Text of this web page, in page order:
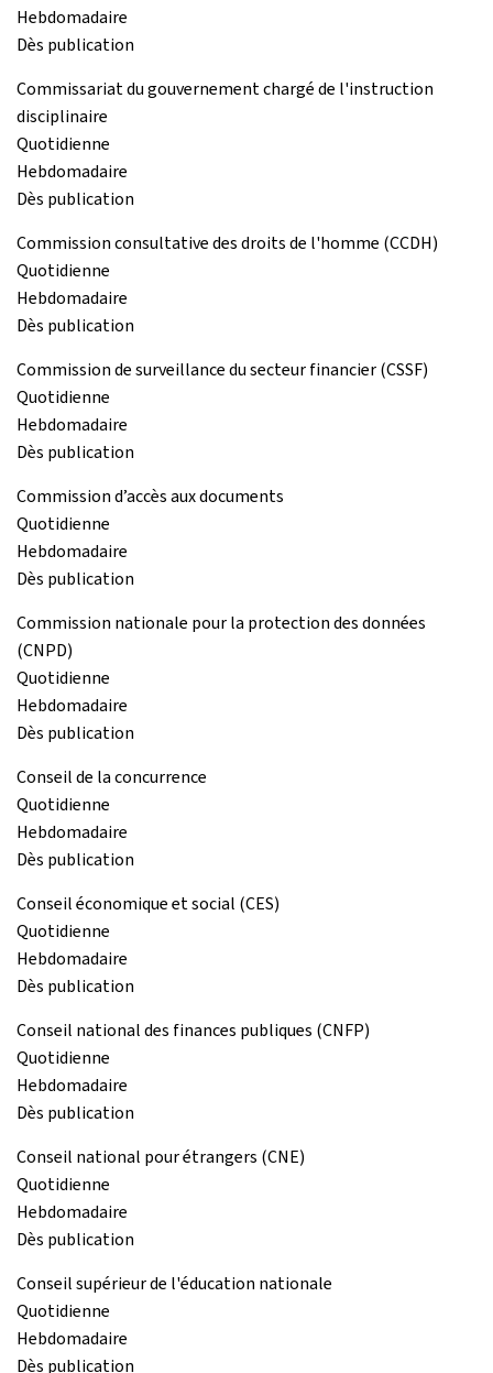
Hebdomadaire
Dès publication
Commissariat du gouvernement chargé de l'instruction
disciplinaire
Quotidienne
Hebdomadaire
Dès publication
Commission consultative des droits de l'homme (CCDH)
Quotidienne
Hebdomadaire
Dès publication
Commission de surveillance du secteur financier (CSSF)
Quotidienne
Hebdomadaire
Dès publication
Commission d’accès aux documents
Quotidienne
Hebdomadaire
Dès publication
Commission nationale pour la protection des données
(CNPD)
Quotidienne
Hebdomadaire
Dès publication
Conseil de la concurrence
Quotidienne
Hebdomadaire
Dès publication
Conseil économique et social (CES)
Quotidienne
Hebdomadaire
Dès publication
Conseil national des finances publiques (CNFP)
Quotidienne
Hebdomadaire
Dès publication
Conseil national pour étrangers (CNE)
Quotidienne
Hebdomadaire
Dès publication
Conseil supérieur de l'éducation nationale
Quotidienne
Hebdomadaire
Dès publication